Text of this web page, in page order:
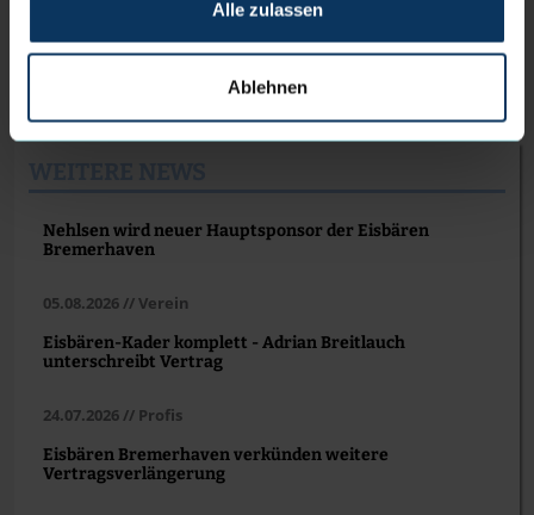
Alle zulassen
Ablehnen
Livestream:sportdeutschland.tv, ab 19.15 Uhr
Nehlsen wird neuer Hauptsponsor der Eisbären
Bremerhaven
05.08.2026 // Verein
Eisbären-Kader komplett - Adrian Breitlauch
unterschreibt Vertrag
24.07.2026 // Profis
Eisbären Bremerhaven verkünden weitere
Vertragsverlängerung